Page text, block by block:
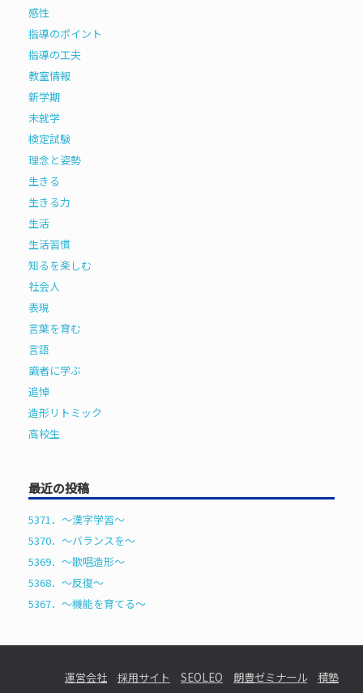
感性
指導のポイント
指導の工夫
教室情報
新学期
未就学
検定試験
理念と姿勢
生きる
生きる力
生活
生活習慣
知るを楽しむ
社会人
表現
言葉を育む
言語
識者に学ぶ
追悼
造形リトミック
高校生
最近の投稿
5371．～漢字学習〜
5370．～バランスを〜
5369．～歌唱造形〜
5368．～反復〜
5367．～機能を育てる〜
運営会社 採用サイト SEOLEO 朗豊ゼミナール 積塾